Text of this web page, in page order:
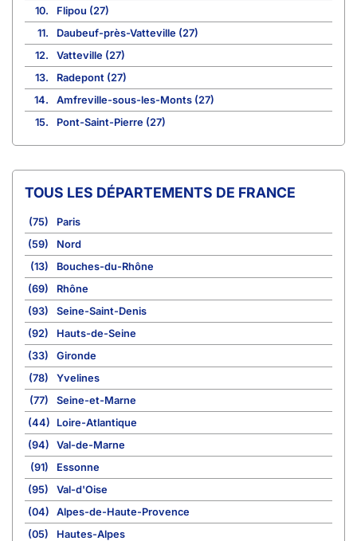
10.
Flipou (27)
11.
Daubeuf-près-Vatteville (27)
12.
Vatteville (27)
13.
Radepont (27)
14.
Amfreville-sous-les-Monts (27)
15.
Pont-Saint-Pierre (27)
TOUS LES DÉPARTEMENTS DE FRANCE
(75)
Paris
(59)
Nord
(13)
Bouches-du-Rhône
(69)
Rhône
(93)
Seine-Saint-Denis
(92)
Hauts-de-Seine
(33)
Gironde
(78)
Yvelines
(77)
Seine-et-Marne
(44)
Loire-Atlantique
(94)
Val-de-Marne
(91)
Essonne
(95)
Val-d'Oise
(04)
Alpes-de-Haute-Provence
(05)
Hautes-Alpes